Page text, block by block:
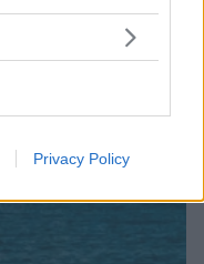
Privacy Policy